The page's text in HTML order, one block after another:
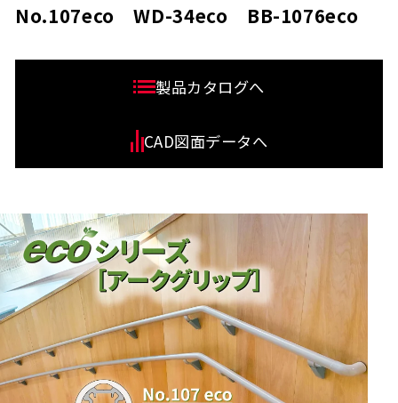
No.107eco WD-34eco BB-1076eco
製品カタログへ
CAD図面データへ